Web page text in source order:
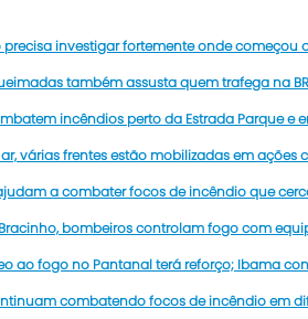
investigar fortemente onde começou
também assusta quem trafega na
incêndios perto da Estrada Parque e
ar, várias frentes estão mobilizadas em
a combater focos de incêndio que
bombeiros controlam fogo com
ao fogo no Pantanal terá reforço; Ibama
combatendo focos de incêndio em